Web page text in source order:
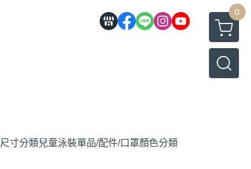
0
尺寸分類兒童泳裝單品/配件/口罩顏色分類